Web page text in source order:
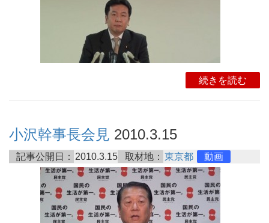
続きを読む
小沢幹事長会見 2010.3.15
記事公開日： 2010.3.15 取材地： 東京都 動画